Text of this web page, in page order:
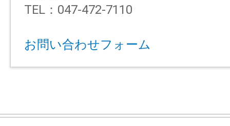
TEL：047-472-7110
お問い合わせフォーム